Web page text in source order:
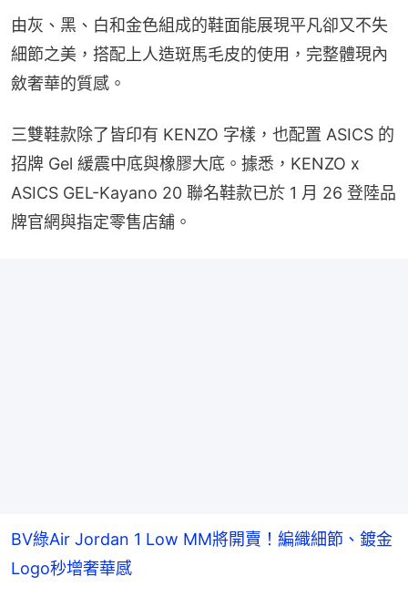
由灰、黑、白和金色組成的鞋面能展現平凡卻又不失
細節之美，搭配上人造斑馬毛皮的使用，完整體現內
斂奢華的質感。
三雙鞋款除了皆印有 KENZO 字樣，也配置 ASICS 的
招牌 Gel 緩震中底與橡膠大底。據悉，KENZO x
ASICS GEL-Kayano 20 聯名鞋款已於 1 月 26 登陸品
牌官網與指定零售店舖。
BV綠Air Jordan 1 Low MM將開賣！編織細節、鍍金
Logo秒增奢華感